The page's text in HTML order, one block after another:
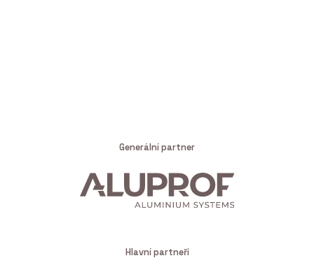
Generální partner
Hlavní partneři